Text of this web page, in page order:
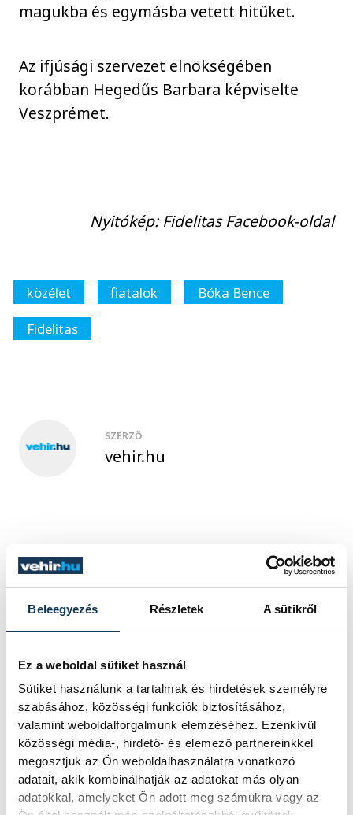
Beleegyezés Részletek A sütikről
Ez a weboldal sütiket használ
Sütiket használunk a tartalmak és hirdetések személyre
szabásához, közösségi funkciók biztosításához,
valamint weboldalforgalmunk elemzéséhez. Ezenkívül
közösségi média-, hirdető- és elemező partnereinkkel
megosztjuk az Ön weboldalhasználatra vonatkozó
adatait, akik kombinálhatják az adatokat más olyan
adatokkal, amelyeket Ön adott meg számukra vagy az
magukba és egymásba vetett hitüket.
Az ifjúsági szervezet elnökségében
korábban Hegedűs Barbara képviselte
Veszprémet.
Nyitókép: Fidelitas Facebook-oldal
közélet fiatalok
Bóka Bence
Fidelitas
SZERZŐ
vehir.hu